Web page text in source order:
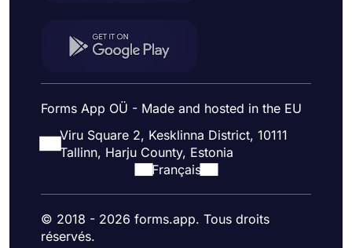
Forms App OÜ - Made and hosted in the EU
Viru Square 2, Kesklinna District, 10111
Tallinn, Harju County, Estonia
Français
© 2018 - 2026 forms.app. Tous droits
réservés.